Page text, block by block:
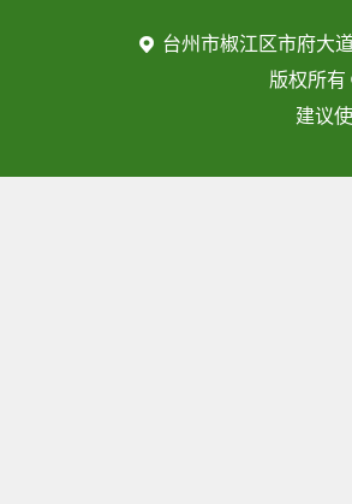
台州市椒江区市府大
版权所
建议